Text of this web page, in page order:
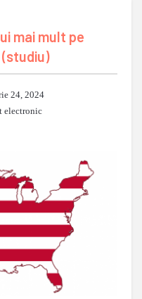
mai mult pe
24, 2024
electronic